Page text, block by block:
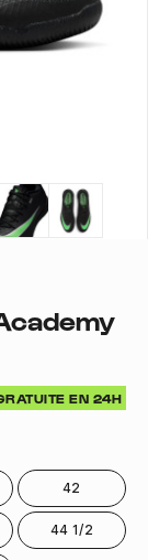
EN 24H
42
44 1/2